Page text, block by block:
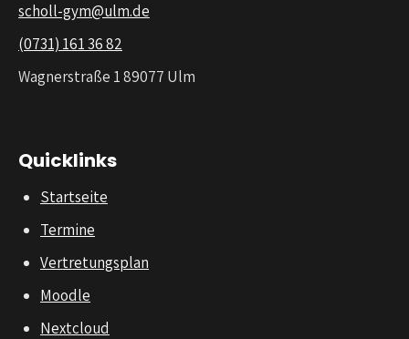
scholl-gym@ulm.de
(0731) 161 36 82
Wagnerstraße 1 89077 Ulm
Quicklinks
Startseite
Termine
Vertretungsplan
Moodle
Nextcloud